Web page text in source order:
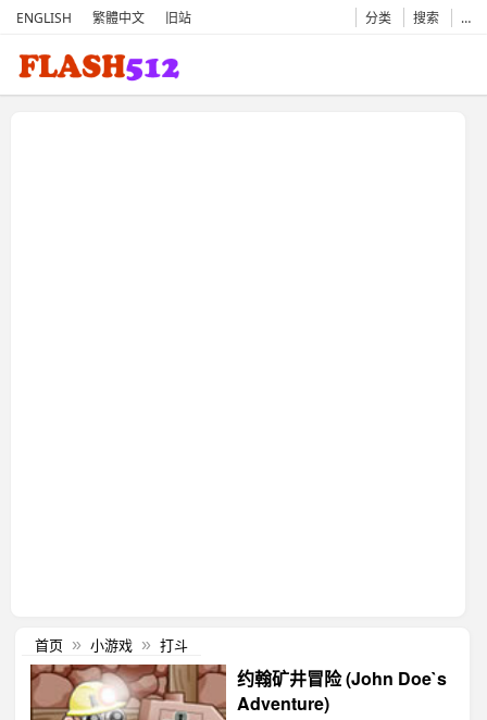
ENGLISH 繁體中文 旧站 分类 搜索 …
首页 » 小游戏 » 打斗
约翰矿井冒险 (John Doe`s
Adventure)